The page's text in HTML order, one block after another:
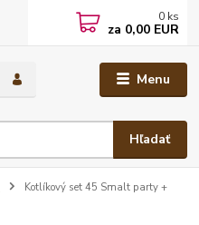
Menu
Hľadať
0 ks
za 0,00 EUR
Kotlíkový set 45 Smalt party +